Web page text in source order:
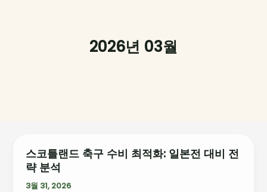
2026년 03월
스코틀랜드 축구 수비 최적화: 일본전 대비 전
략 분석
3월 31, 2026
스
코
틀